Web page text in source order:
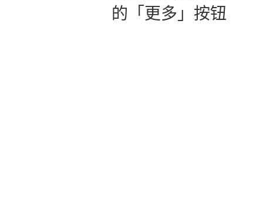
的「更多」按钮